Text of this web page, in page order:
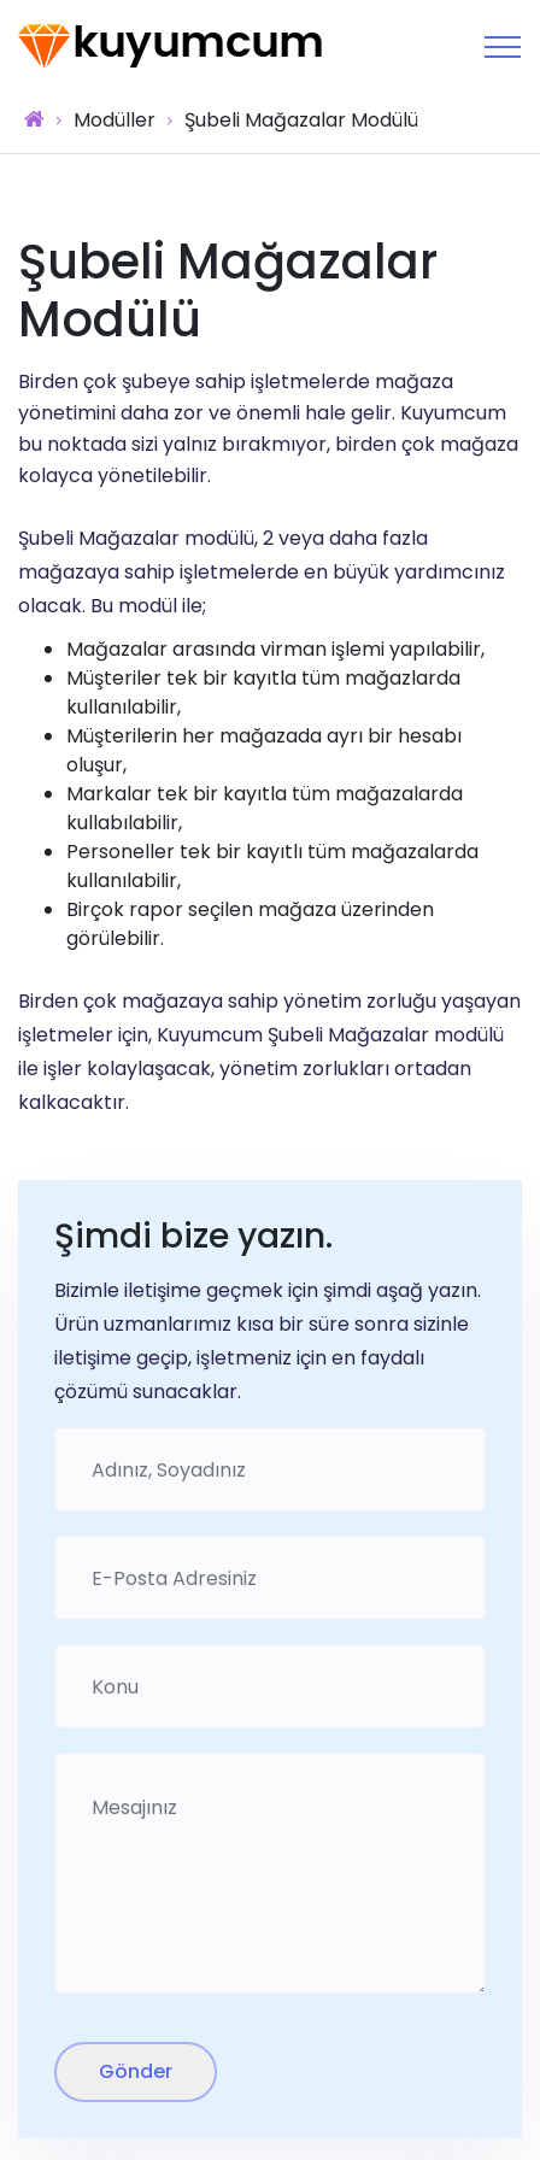
Modüller Şubeli Mağazalar Modülü
Şubeli Mağazalar
Modülü
Birden çok şubeye sahip işletmelerde mağaza
yönetimini daha zor ve önemli hale gelir. Kuyumcum
bu noktada sizi yalnız bırakmıyor, birden çok mağaza
kolayca yönetilebilir.
Şubeli Mağazalar modülü, 2 veya daha fazla
mağazaya sahip işletmelerde en büyük yardımcınız
olacak. Bu modül ile;
Mağazalar arasında virman işlemi yapılabilir,
Müşteriler tek bir kayıtla tüm mağazlarda
kullanılabilir,
Müşterilerin her mağazada ayrı bir hesabı
oluşur,
Markalar tek bir kayıtla tüm mağazalarda
kullabılabilir,
Personeller tek bir kayıtlı tüm mağazalarda
kullanılabilir,
Birçok rapor seçilen mağaza üzerinden
görülebilir.
Birden çok mağazaya sahip yönetim zorluğu yaşayan
işletmeler için, Kuyumcum Şubeli Mağazalar modülü
ile işler kolaylaşacak, yönetim zorlukları ortadan
kalkacaktır.
Şimdi bize yazın.
Bizimle iletişime geçmek için şimdi aşağ yazın.
Ürün uzmanlarımız kısa bir süre sonra sizinle
iletişime geçip, işletmeniz için en faydalı
çözümü sunacaklar.